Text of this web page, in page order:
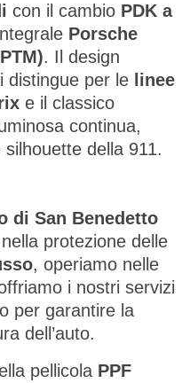
con il cambio PDK a
Porsche
. Il design
distingue per le linee
e il classico
continua,
silhouette della 911.
di San Benedetto
protezione delle
, operiamo nelle
i nostri servizi
per garantire la
dell’auto.
pellicola PPF